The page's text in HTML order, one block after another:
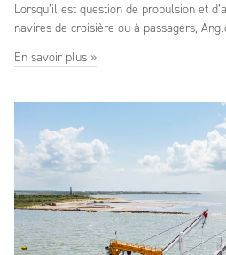
Lorsqu’il est question de propulsion et
navires de croisière ou à passagers,
En savoir plus »